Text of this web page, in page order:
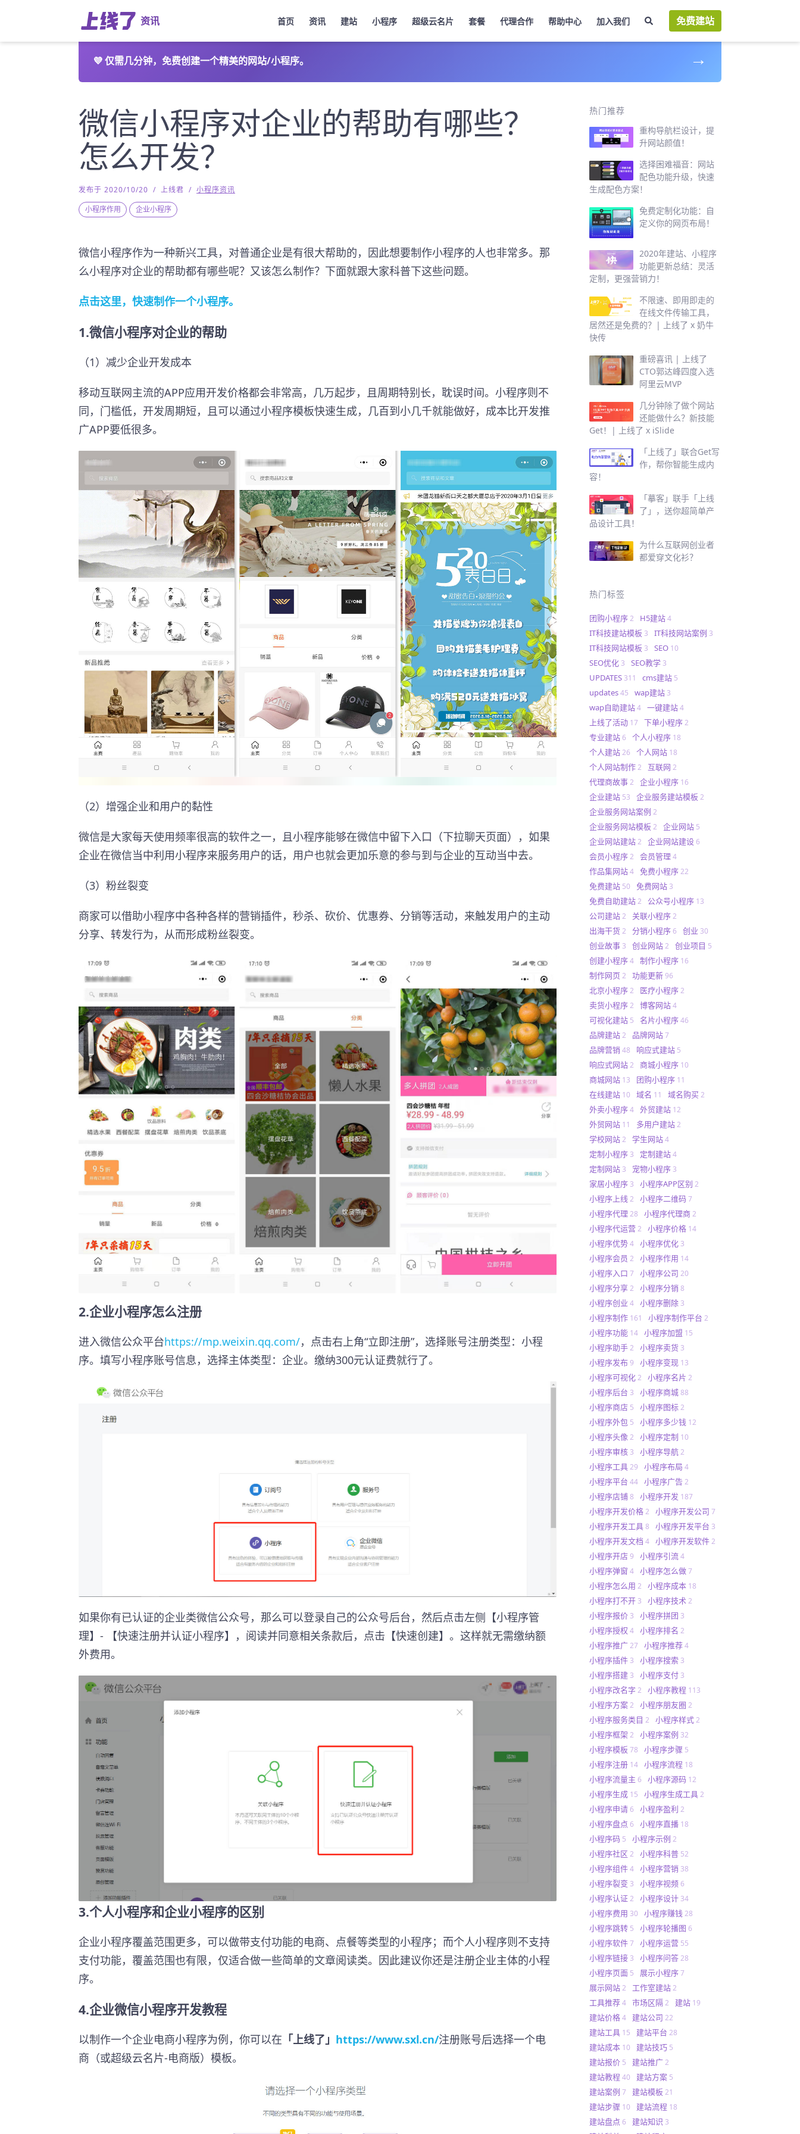
资讯 首页 资讯 建站 小程序 超级云名片 套餐 代理合作 帮助中心 加入我们 免费建站
💜仅需几分钟，免费创建一个精美的网站/小程序。 →
微信小程序对企业的帮助有哪些？
怎么开发？
发布于 2020/10/20 / 上线君 / 小程序资讯
小程序作用
企业小程序
微信小程序作为一种新兴工具，对普通企业是有很大帮助的，因此想要制作小程序的人也非常多。那
么小程序对企业的帮助都有哪些呢？又该怎么制作？下面就跟大家科普下这些问题。
点击这里，快速制作一个小程序。
1.微信小程序对企业的帮助
（1）减少企业开发成本
移动互联网主流的APP应用开发价格都会非常高，几万起步，且周期特别长，耽误时间。小程序则不
同，门槛低，开发周期短，且可以通过小程序模板快速生成，几百到小几千就能做好，成本比开发推
广APP要低很多。
（2）增强企业和用户的黏性
微信是大家每天使用频率很高的软件之一，且小程序能够在微信中留下入口（下拉聊天页面），如果
企业在微信当中利用小程序来服务用户的话，用户也就会更加乐意的参与到与企业的互动当中去。
（3）粉丝裂变
商家可以借助小程序中各种各样的营销插件，秒杀、砍价、优惠券、分销等活动，来触发用户的主动
分享、转发行为，从而形成粉丝裂变。
2.企业小程序怎么注册
进入微信公众平台https://mp.weixin.qq.com/，点击右上角“立即注册”，选择账号注册类型：小程
序。填写小程序账号信息，选择主体类型：企业。缴纳300元认证费就行了。
如果你有已认证的企业类微信公众号，那么可以登录自己的公众号后台，然后点击左侧【小程序管
理】- 【快速注册并认证小程序】，阅读并同意相关条款后，点击【快速创建】。这样就无需缴纳额
外费用。
3.个人小程序和企业小程序的区别
企业小程序覆盖范围更多，可以做带支付功能的电商、点餐等类型的小程序；而个人小程序则不支持
支付功能，覆盖范围也有限，仅适合做一些简单的文章阅读类。因此建议你还是注册企业主体的小程
序。
4.企业微信小程序开发教程
以制作一个企业电商小程序为例，你可以在 「上线了」 https://www.sxl.cn/注册账号后选择一个电
商（或超级云名片-电商版）模板。
热门推荐
重构导航栏设计，提
升网站颜值！
选择困难福音：网站
配色功能升级，快速
生成配色方案！
免费定制化功能：自
定义你的网页布局！
2020年建站、小程序
功能更新总结：灵活
定制，更强营销力！
不限速、即用即走的
在线文件传输工具，
居然还是免费的？| 上线了 x 奶牛
快传
重磅喜讯 | 上线了
CTO郭达峰四度入选
阿里云MVP
几分钟除了做个网站
还能做什么？新技能
Get！| 上线了 x iSlide
「上线了」联合Get写
作，帮你智能生成内
容！
「摹客」联手「上线
了」，送你超简单产
品设计工具！
为什么互联网创业者
都爱穿文化衫？
热门标签
团购小程序 2 H5建站 4
IT科技建站模板 3 IT科技网站案例 3
IT科技网站模板 3 SEO 10
SEO优化 3 SEO教学 3
UPDATES 311 cms建站 5
updates 45 wap建站 3
wap自助建站 4 一键建站 4
上线了活动 17 下单小程序 2
专业建站 6 个人小程序 18
个人建站 26 个人网站 18
个人网站制作 2 互联网 2
代理商故事 2 企业小程序 16
企业建站 53 企业服务建站模板 2
企业服务网站案例 2
企业服务网站模板 2 企业网站 5
企业网站建站 2 企业网站建设 6
会员小程序 2 会员管理 4
作品集网站 4 免费小程序 22
免费建站 50 免费网站 3
免费自助建站 2 公众号小程序 13
公司建站 2 关联小程序 2
出海干货 2 分销小程序 6 创业 30
创业故事 3 创业网站 2 创业项目 5
创建小程序 4 制作小程序 16
制作网页 2 功能更新 96
北京小程序 2 医疗小程序 2
卖货小程序 2 博客网站 4
可视化建站 5 名片小程序 46
品牌建站 2 品牌网站 7
品牌营销 48 响应式建站 5
响应式网站 2 商城小程序 10
商城网站 13 团购小程序 11
在线建站 10 域名 11 域名购买 2
外卖小程序 4 外贸建站 12
外贸网站 11 多用户建站 2
学校网站 2 学生网站 4
定制小程序 3 定制建站 4
定制网站 3 宠物小程序 3
家居小程序 3 小程序APP区别 2
小程序上线 2 小程序二维码 7
小程序代理 28 小程序代理商 2
小程序代运营 2 小程序价格 14
小程序优势 4 小程序优化 3
小程序会员 2 小程序作用 14
小程序入口 7 小程序公司 20
小程序分享 2 小程序分销 8
小程序创业 4 小程序删除 3
小程序制作 161 小程序制作平台 2
小程序功能 14 小程序加盟 15
小程序助手 2 小程序卖货 3
小程序发布 9 小程序变现 13
小程序可视化 2 小程序名片 2
小程序后台 3 小程序商城 88
小程序商店 5 小程序图标 2
小程序外包 5 小程序多少钱 12
小程序头像 2 小程序定制 10
小程序审核 3 小程序导航 2
小程序工具 29 小程序布局 4
小程序平台 44 小程序广告 2
小程序店铺 8 小程序开发 187
小程序开发价格 2 小程序开发公司 7
小程序开发工具 8 小程序开发平台 3
小程序开发文档 4 小程序开发软件 2
小程序开店 9 小程序引流 4
小程序弹窗 4 小程序怎么做 7
小程序怎么用 2 小程序成本 18
小程序打不开 3 小程序技术 2
小程序报价 3 小程序拼团 3
小程序授权 4 小程序排名 2
小程序推广 27 小程序推荐 4
小程序插件 3 小程序搜索 3
小程序搭建 3 小程序支付 3
小程序改名字 2 小程序教程 113
小程序方案 2 小程序朋友圈 2
小程序服务类目 2 小程序样式 2
小程序框架 2 小程序案例 32
小程序模板 78 小程序步骤 5
小程序注册 14 小程序流程 18
小程序流量主 6 小程序源码 12
小程序生成 15 小程序生成工具 2
小程序申请 6 小程序盈利 2
小程序盘点 6 小程序直播 18
小程序码 5 小程序示例 2
小程序社区 2 小程序科普 52
小程序组件 4 小程序营销 38
小程序裂变 3 小程序视频 6
小程序认证 2 小程序设计 34
小程序费用 30 小程序赚钱 28
小程序跳转 5 小程序轮播图 6
小程序软件 7 小程序运营 55
小程序链接 3 小程序问答 28
小程序页面 5 展示小程序 7
展示网站 2 工作室建站 2
工具推荐 4 市场区隔 2 建站 19
建站价格 4 建站公司 22
建站工具 15 建站平台 28
建站成本 10 建站技巧 5
建站报价 5 建站推广 2
建站教程 40 建站方案 5
建站案例 7 建站模板 21
建站步骤 10 建站流程 18
建站盘点 6 建站知识 3